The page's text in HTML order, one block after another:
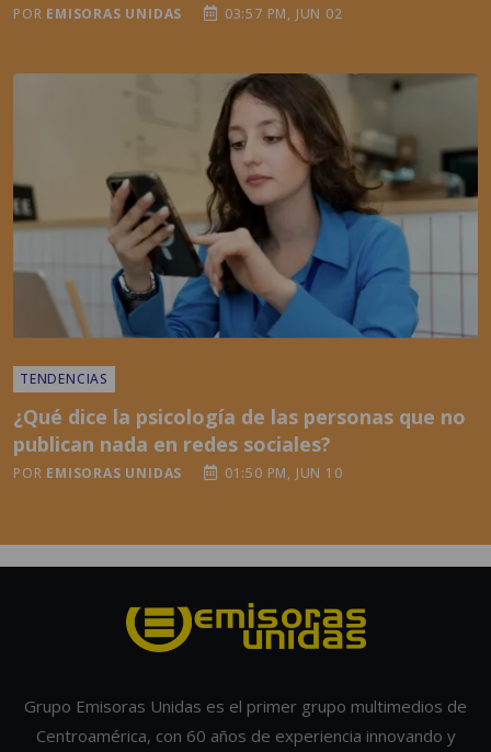
POR EMISORAS UNIDAS 03:57 PM, JUN 02
TENDENCIAS
¿Qué dice la psicología de las personas que no
publican nada en redes sociales?
POR EMISORAS UNIDAS 01:50 PM, JUN 10
Grupo Emisoras Unidas es el primer grupo multimedios de
Centroamérica, con 60 años de experiencia innovando y